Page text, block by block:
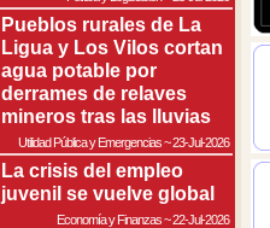
Pueblos rurales de La
Ligua y Los Vilos cortan
agua potable por
derrames de relaves
mineros tras las lluvias
Utilidad Pública y Emergencias~23-Jul-2026
La crisis del empleo
juvenil se vuelve global
Economía y Finanzas~22-Jul-2026